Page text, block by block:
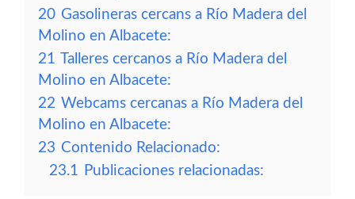
20 Gasolineras cercans a Río Madera del
Molino en Albacete:
21 Talleres cercanos a Río Madera del
Molino en Albacete:
22 Webcams cercanas a Río Madera del
Molino en Albacete:
23 Contenido Relacionado:
23.1 Publicaciones relacionadas: